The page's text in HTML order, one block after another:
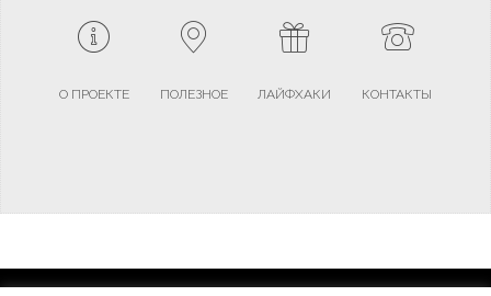
О ПРОЕКТЕ ПОЛЕЗНОЕ ЛАЙФХАКИ КОНТАКТЫ